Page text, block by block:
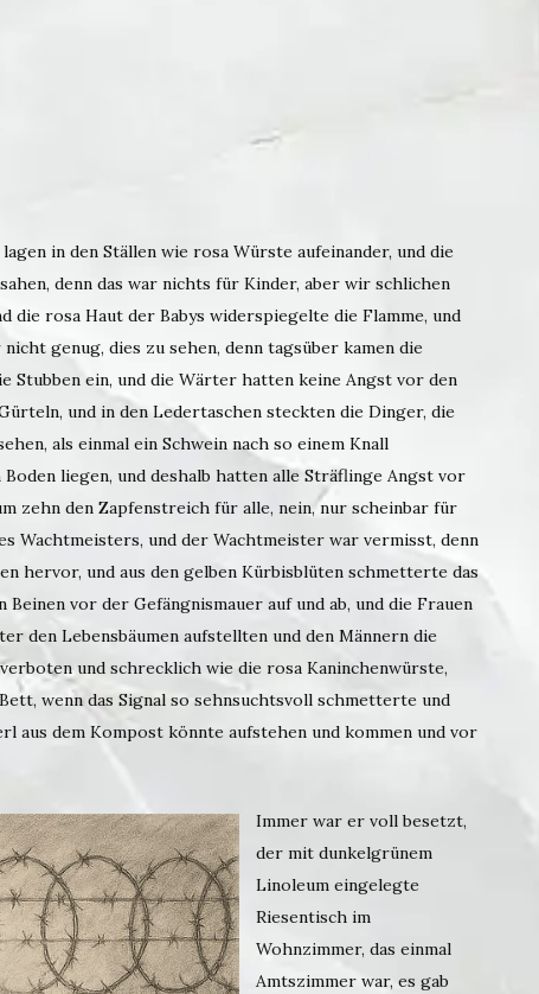
in den Ställen wie rosa Würste aufeinander, und die
denn das war nichts für Kinder, aber wir schlichen
rosa Haut der Babys widerspiegelte die Flamme, und
genug, dies zu sehen, denn tagsüber kamen die
Stubben ein, und die Wärter hatten keine Angst vor den
und in den Ledertaschen steckten die Dinger, die
als einmal ein Schwein nach so einem Knall
liegen, und deshalb hatten alle Sträflinge Angst vor
zehn den Zapfenstreich für alle, nein, nur scheinbar für
Wachtmeisters, und der Wachtmeister war vermisst, denn
hervor, und aus den gelben Kürbisblüten schmetterte das
vor der Gefängnismauer auf und ab, und die Frauen
den Lebensbäumen aufstellten und den Männern die
und schrecklich wie die rosa Kaninchenwürste,
wenn das Signal so sehnsuchtsvoll schmetterte und
aus dem Kompost könnte aufstehen und kommen und vor
Immer war er voll besetzt,
der mit dunkelgrünem
Linoleum eingelegte
Riesentisch im
Wohnzimmer, das einmal
Amtszimmer war, es gab